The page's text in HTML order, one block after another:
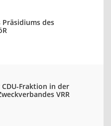
des
Fraktion in der
VRR